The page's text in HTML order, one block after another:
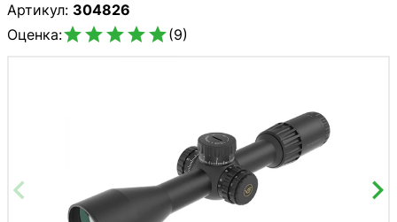
Артикул: 304826
Оценка:(9)